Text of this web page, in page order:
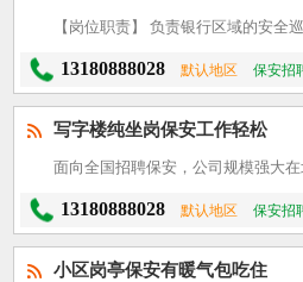
13180888028 默认地区 保安招
写字楼纯坐岗保安工作轻松
13180888028 默认地区 保安招
小区岗亭保安有暖气包吃住